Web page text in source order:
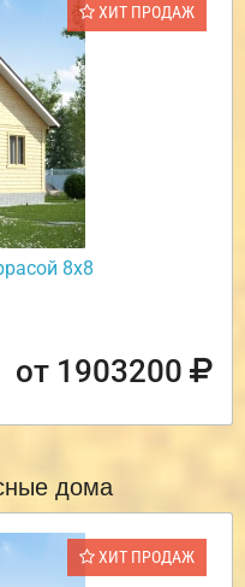
ХИТ ПРОДАЖ
8х8
от 1903200
дома
ХИТ ПРОДАЖ